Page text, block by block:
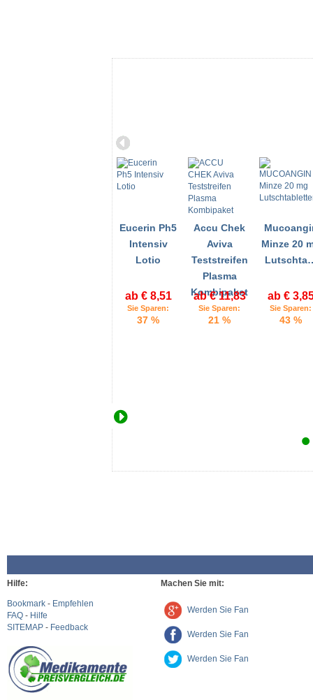
Eucerin Ph5
Intensiv
Lotio
ab € 8,51
Sie Sparen:
37 %
Accu Chek
Aviva
Teststreifen
Plasma
Kombipaket
ab € 11,83
Sie Sparen:
21 %
Minze 20
ab €
Sie Sparen:
43 %
Hilfe:
Bookmark - Empfehlen
FAQ - Hilfe
SITEMAP - Feedback
Machen Sie mit:
Werden Sie Fan
Werden Sie Fan
Werden Sie Fan